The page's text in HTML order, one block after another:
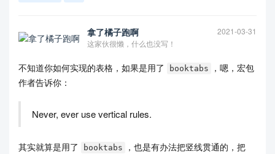
拿了橘子跑啊
2021-03-31
这家伙很懒，什么也没写！
不知道你如何实现的表格，如果是用了 booktabs
，嗯，宏包
作者告诉你：
Never, ever use vertical rules.
其实就算是用了 booktabs ，也是有办法把竖线贯通的，把